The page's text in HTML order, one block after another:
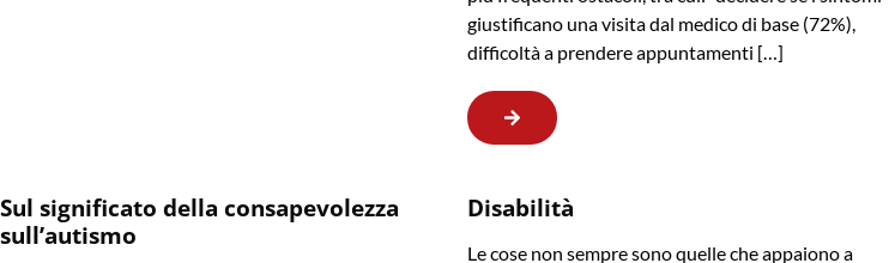
giustificano una visita dal medico di base (72%),
difficoltà a prendere appuntamenti […]
Sul significato della consapevolezza
sull’autismo
Disabilità
Le cose non sempre sono quelle che appaiono a